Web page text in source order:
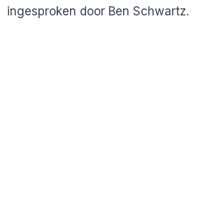
ingesproken door Ben Schwartz.